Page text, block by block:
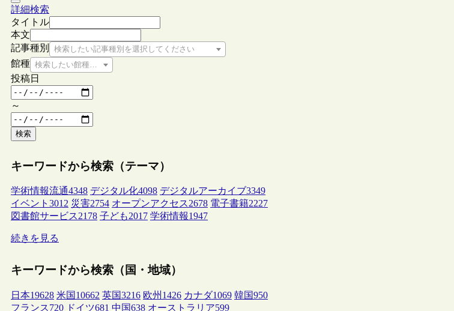
詳細検索
タイトル
本文
記事種別
検索したい記事種別を選択してください
館種 検索したい館種を選択してください
投稿日
～
検索
キーワードから検索（テーマ）
学術情報流通4348 デジタル化4098 デジタルアーカイブ3349
イベント 3012 災害2754 オープンアクセス2678 電子書籍2227
図書館サービス2178 子ども2017 学術情報1947
続きを見る
キーワードから検索（国・地域）
日本19628 米国 10662 英国3216 欧州 1426 カナダ1069 韓国950
フランス720 ドイツ681 中国638 オーストラリア599